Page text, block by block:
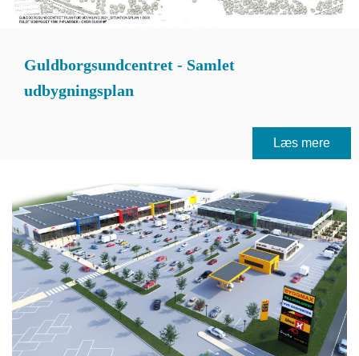
Guldborgsundcentret - Samlet
udbygningsplan
Læs mere